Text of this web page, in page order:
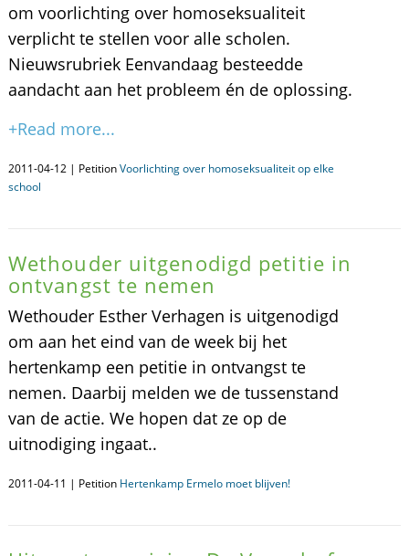
om voorlichting over homoseksualiteit
verplicht te stellen voor alle scholen.
Nieuwsrubriek Eenvandaag besteedde
aandacht aan het probleem én de oplossing.
+Read more...
2011-04-12 | PetitionVoorlichting over homoseksualiteit op elke
school
Wethouder uitgenodigd petitie in
ontvangst te nemen
Wethouder Esther Verhagen is uitgenodigd
om aan het eind van de week bij het
hertenkamp een petitie in ontvangst te
nemen. Daarbij melden we de tussenstand
van de actie. We hopen dat ze op de
uitnodiging ingaat..
2011-04-11 | Petition Hertenkamp Ermelo moet blijven!